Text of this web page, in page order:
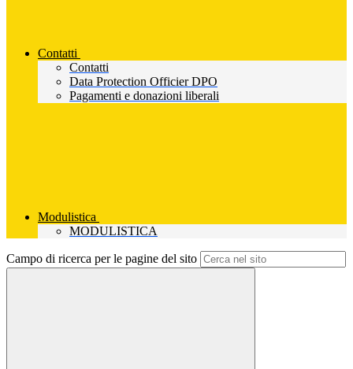
Contatti
Contatti
Data Protection Officier DPO
Pagamenti e donazioni liberali
Modulistica
MODULISTICA
Campo di ricerca per le pagine del sito